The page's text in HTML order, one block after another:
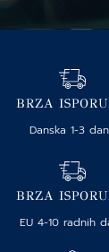
BRZA
Danska 1-3
BRZA
EU 4-10 radnih